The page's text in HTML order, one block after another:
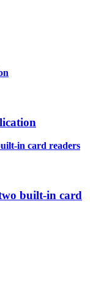
built-in card